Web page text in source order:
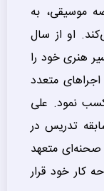
موسیقی، به
او از سال
هنری خود را
متعدد
کسب نمود. علی
تدریس در
صحنه‌ای متعهد
کار خود قرار